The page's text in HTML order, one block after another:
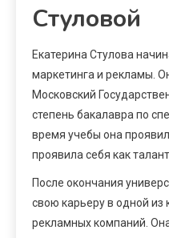
Стуловой
Екатерина Стулова
маркетинга и рекламы.
Московский
степень бакалавра по
время учебы она
проявила себя как
После окончания
свою карьеру в одной
рекламных компаний.